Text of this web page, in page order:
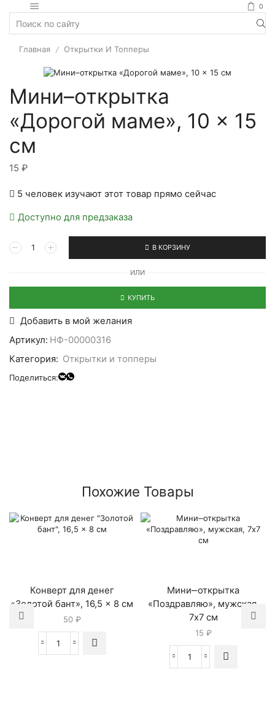
0
Главная / Открытки И Топперы
Мини–открытка
«Дорогой маме», 10 × 15
см
15 ₽
5 человек изучают этот товар прямо сейчас
Доступно для предзаказа
В КОРЗИНУ
ИЛИ
КУПИТЬ
Добавить в мой желания
Артикул: НФ-00000316
Категория: Открытки и топперы
Поделиться:
Похожие Товары
Конверт для денег
«Золотой бант», 16,5 × 8 см
50 ₽
Мини‒открытка
«Поздравляю», мужская,
7х7 см
15 ₽